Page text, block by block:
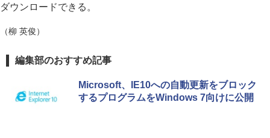
ダウンロードできる。
（柳 英俊）
編集部のおすすめ記事
Microsoft、IE10への自動更新をブロック
するプログラムをWindows 7向けに公開